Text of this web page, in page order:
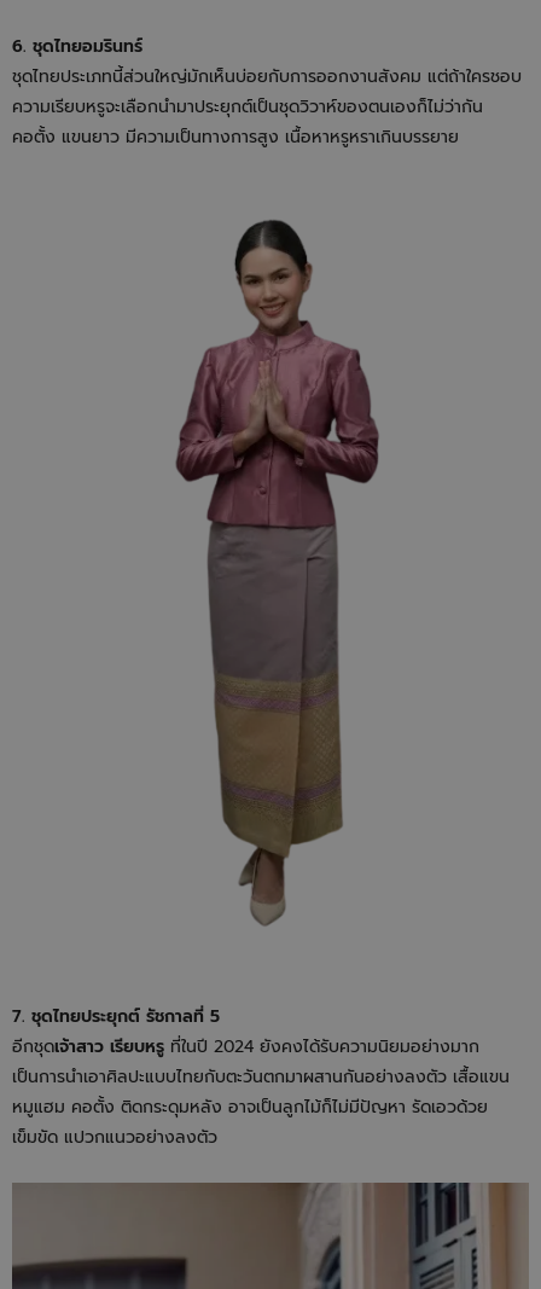
6. ชุดไทยอมรินทร์
ชุดไทยประเภทนี้ส่วนใหญ่มักเห็นบ่อยกับการออกงานสังคม แต่ถ้าใครชอบ
ความเรียบหรูจะเลือกนำมาประยุกต์เป็นชุดวิวาห์ของตนเองก็ไม่ว่ากัน
คอตั้ง แขนยาว มีความเป็นทางการสูง เนื้อหาหรูหราเกินบรรยาย
7. ชุดไทยประยุกต์ รัชกาลที่ 5
อีกชุดเจ้าสาว เรียบหรู ที่ในปี 2024 ยังคงได้รับความนิยมอย่างมาก
เป็นการนำเอาศิลปะแบบไทยกับตะวันตกมาผสานกันอย่างลงตัว เสื้อแขน
หมูแฮม คอตั้ง ติดกระดุมหลัง อาจเป็นลูกไม้ก็ไม่มีปัญหา รัดเอวด้วย
เข็มขัด แปวกแนวอย่างลงตัว